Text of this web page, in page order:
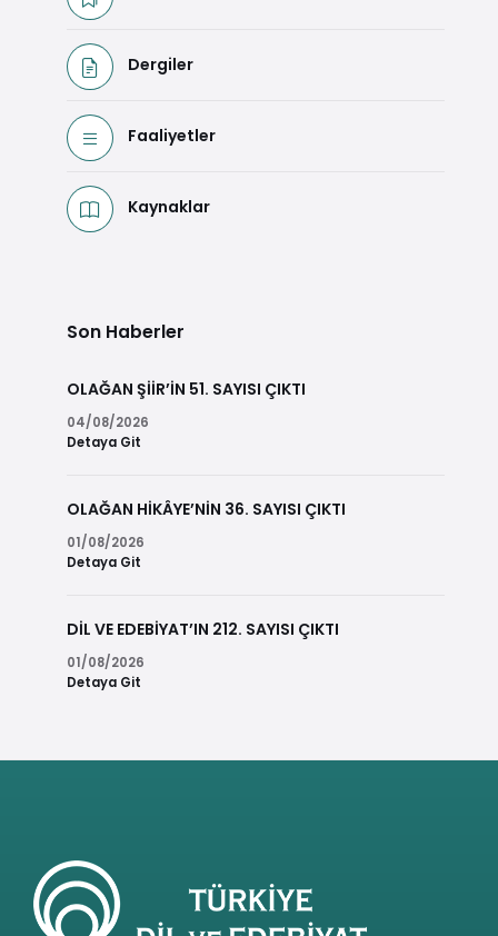
Dergiler
Faaliyetler
Kaynaklar
Son Haberler
OLAĞAN ŞİİR’İN 51. SAYISI ÇIKTI
04/08/2026
Detaya Git
OLAĞAN HİKÂYE’NİN 36. SAYISI ÇIKTI
01/08/2026
Detaya Git
DİL VE EDEBİYAT’IN 212. SAYISI ÇIKTI
01/08/2026
Detaya Git